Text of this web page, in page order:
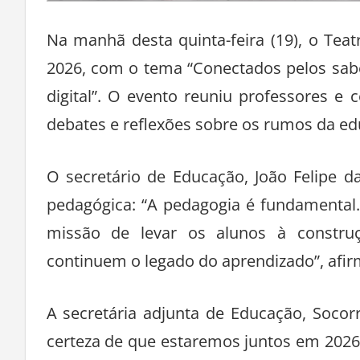
2026, com o tema “Conectados pelos
digital”. O evento reuniu professores e
debates e reflexões sobre os rumos da
pedagógica: “A pedagogia é
missão de levar os alunos à